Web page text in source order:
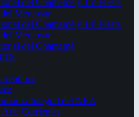
del Chamamé y 15ª Fiesta
Mercosur
del Chamamé y 14ª Fiesta
Mercosur
del Chamamé
Integral del NEA
Corrientes